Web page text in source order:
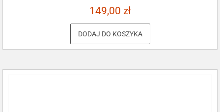
149,00 zł
DODAJ DO KOSZYKA